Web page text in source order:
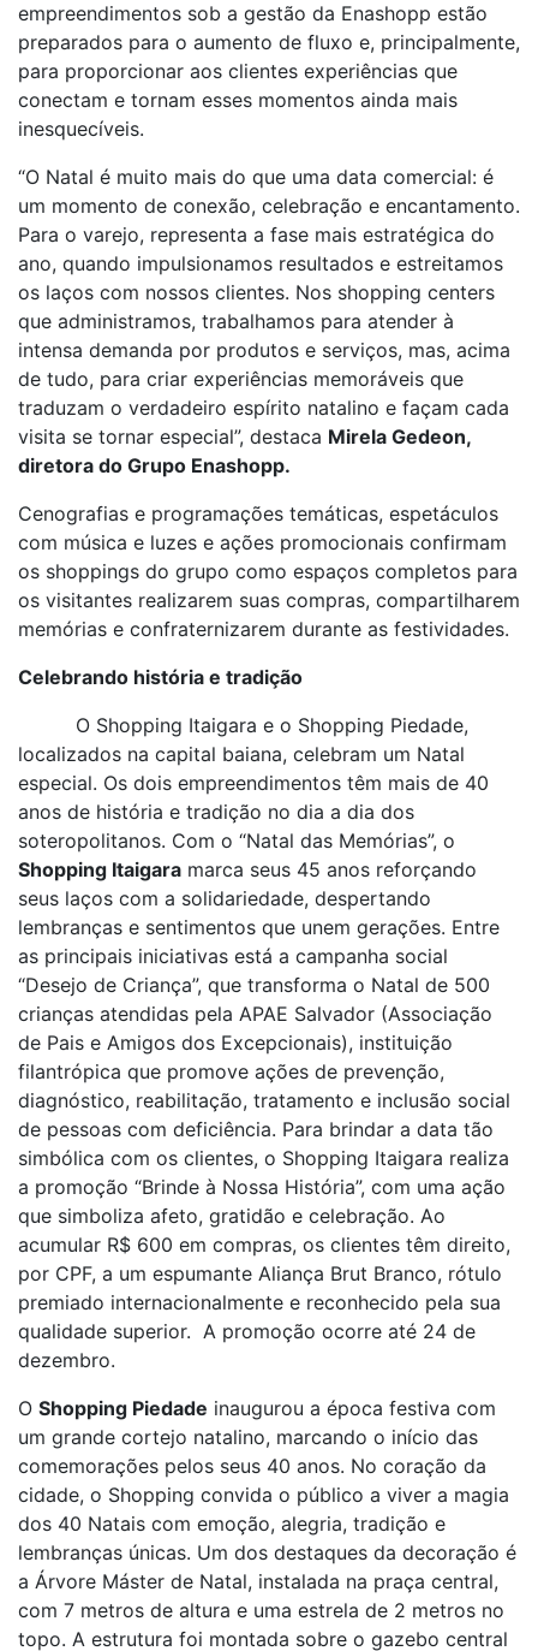
empreendimentos sob a gestão da Enashopp estão
preparados para o aumento de fluxo e, principalmente,
para proporcionar aos clientes experiências que
conectam e tornam esses momentos ainda mais
inesquecíveis.
“O Natal é muito mais do que uma data comercial: é
um momento de conexão, celebração e encantamento.
Para o varejo, representa a fase mais estratégica do
ano, quando impulsionamos resultados e estreitamos
os laços com nossos clientes. Nos shopping centers
que administramos, trabalhamos para atender à
intensa demanda por produtos e serviços, mas, acima
de tudo, para criar experiências memoráveis que
traduzam o verdadeiro espírito natalino e façam cada
visita se tornar especial”, destaca Mirela Gedeon,
diretora do Grupo Enashopp.
Cenografias e programações temáticas, espetáculos
com música e luzes e ações promocionais confirmam
os shoppings do grupo como espaços completos para
os visitantes realizarem suas compras, compartilharem
memórias e confraternizarem durante as festividades.
Celebrando história e tradição
O Shopping Itaigara e o Shopping Piedade,
localizados na capital baiana, celebram um Natal
especial. Os dois empreendimentos têm mais de 40
anos de história e tradição no dia a dia dos
soteropolitanos. Com o “Natal das Memórias”, o
Shopping Itaigara marca seus 45 anos reforçando
seus laços com a solidariedade, despertando
lembranças e sentimentos que unem gerações. Entre
as principais iniciativas está a campanha social
“Desejo de Criança”, que transforma o Natal de 500
crianças atendidas pela APAE Salvador (Associação
de Pais e Amigos dos Excepcionais), instituição
filantrópica que promove ações de prevenção,
diagnóstico, reabilitação, tratamento e inclusão social
de pessoas com deficiência. Para brindar a data tão
simbólica com os clientes, o Shopping Itaigara realiza
a promoção “Brinde à Nossa História”, com uma ação
que simboliza afeto, gratidão e celebração. Ao
acumular R$ 600 em compras, os clientes têm direito,
por CPF, a um espumante Aliança Brut Branco, rótulo
premiado internacionalmente e reconhecido pela sua
qualidade superior. A promoção ocorre até 24 de
dezembro.
O Shopping Piedade inaugurou a época festiva com
um grande cortejo natalino, marcando o início das
comemorações pelos seus 40 anos. No coração da
cidade, o Shopping convida o público a viver a magia
dos 40 Natais com emoção, alegria, tradição e
lembranças únicas. Um dos destaques da decoração é
a Árvore Máster de Natal, instalada na praça central,
com 7 metros de altura e uma estrela de 2 metros no
topo. A estrutura foi montada sobre o gazebo central